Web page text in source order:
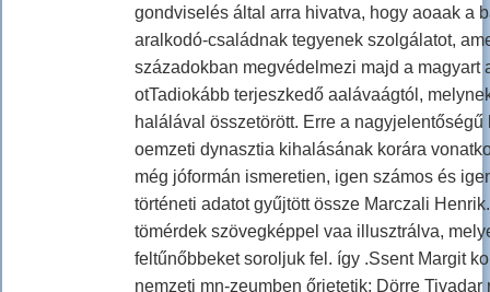
gondviselés által arra hivatva, hogy aoaak a
aralkodó-családnak tegyenek szolgálatot,
századokban megvédelmezi majd a magyart
otTadiokább terjeszkedő aalávaágtól,
halálával összetörött. Erre a nagyjelentőségű
oemzeti dynasztia kihalásának korára
még jóformán ismeretien, igen számos és
történeti adatot gyűjtött össze Marczali
tömérdek szövegképpel vaa illusztrálva,
feltűnőbbeket soroljuk fel. így .Ssent Margit
nemzeti mn-zeumben őrietetik; Dörre Tivadar